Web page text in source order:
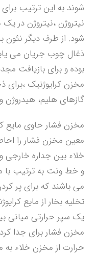
شوند به این ترتیب
نیتروژن ،نیتروژن در
شود. از طرف دیگر
ذغال چوب جریان می
بوده و برای بازیافت
مخزن کرایوژنیک ،برای
گازهای هلیم،
مخزن فشار حاوی مایع
معین مخزن فشار را
خلاء بین جداره
و خط ونت به ترتیب با
می باشند که برای پر
تخلیه بخار از مایع
یک سپر حرارتی میانی
مخزن فشار برای جدا
حرارت از مخزن خلاء به